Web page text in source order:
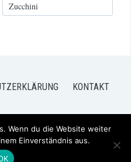
Zucchini
KONTAKT
- MEIN BLOG FÜR FOOD UND
BY
Wenn du die Website weiter
Einverständnis aus.